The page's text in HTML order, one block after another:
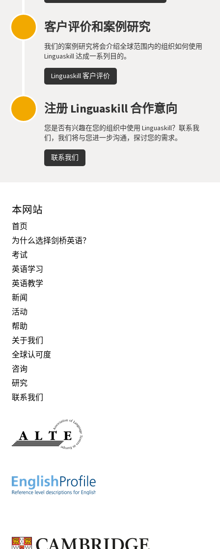
客户评价和案例研究
我们的案例研究将会介绍全球范围内的组织如何使用
Linguaskill 达成一系列目的。
Linguaskill 客户评价
注册 Linguaskill 合作意向
您是否有兴趣在您的组织中使用 Linguaskill？联系我
们，我们将与您进一步沟通，探讨您的需求。
联系我们
本网站
首页
为什么选择剑桥英语？
考试
英语学习
英语教学
新闻
活动
帮助
关于我们
全球认可度
咨询
研究
联系我们